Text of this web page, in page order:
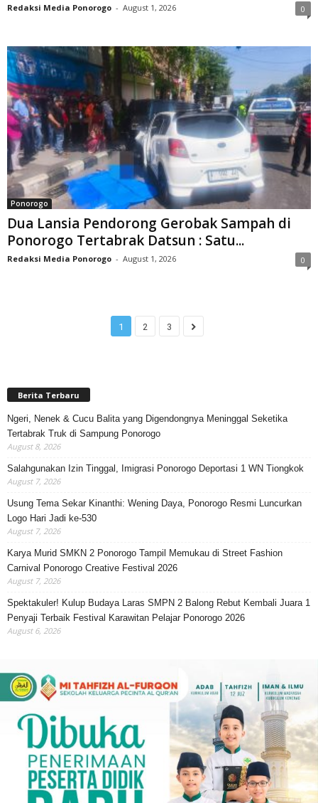
Redaksi Media Ponorogo - August 1, 2026 0
Ponorogo
Dua Lansia Pendorong Gerobak Sampah di
Ponorogo Tertabrak Datsun : Satu...
Redaksi Media Ponorogo - August 1, 2026 0
1 2 3
Berita Terbaru
Ngeri, Nenek & Cucu Balita yang Digendongnya Meninggal Seketika
Tertabrak Truk di Sampung Ponorogo
August 8, 2026
Salahgunakan Izin Tinggal, Imigrasi Ponorogo Deportasi 1 WN Tiongkok
August 7, 2026
Usung Tema Sekar Kinanthi: Wening Daya, Ponorogo Resmi Luncurkan
Logo Hari Jadi ke-530
August 7, 2026
Karya Murid SMKN 2 Ponorogo Tampil Memukau di Street Fashion
Carnival Ponorogo Creative Festival 2026
August 7, 2026
Spektakuler! Kulup Budaya Laras SMPN 2 Balong Rebut Kembali Juara 1
Penyaji Terbaik Festival Karawitan Pelajar Ponorogo 2026
August 6, 2026